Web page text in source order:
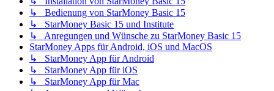
↳ Bedienung von StarMoney Basic 15
↳ StarMoney Basic 15 und Institute
↳ Anregungen und Wünsche zu StarMoney Basic 15
StarMoney Apps für Android, iOS und MacOS
↳ StarMoney App für Android
↳ StarMoney App für iOS
↳ StarMoney App für Mac